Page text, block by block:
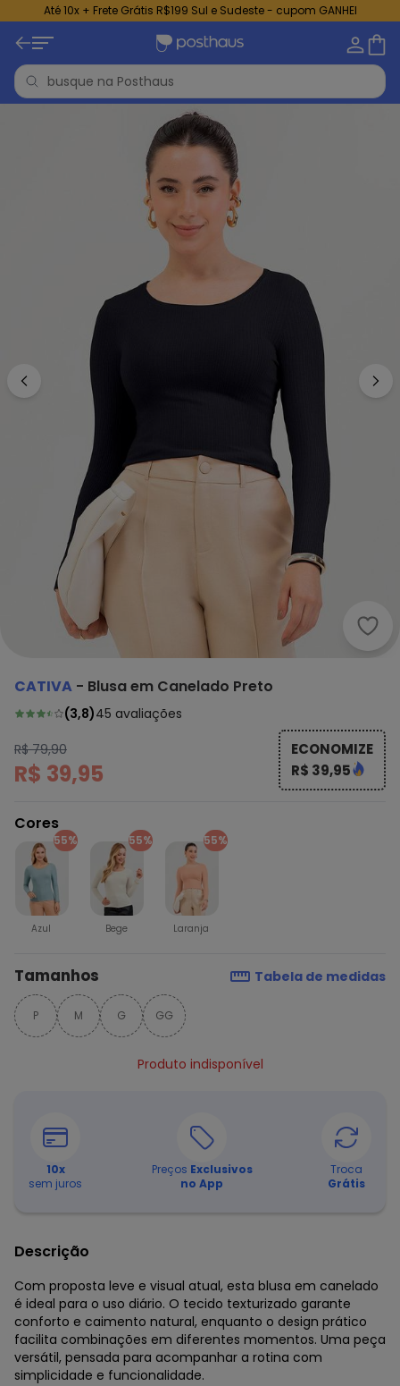
Até 10x + Frete Grátis R$199 Sul e Sudeste - cupom GANHEI
CATIVA - Blusa em Canelado Preto
(3,8)45 avaliações
R$ 79,90
R$ 39,95
ECONOMIZE
R$ 39,95
Cores
55%
Azul
55%
Bege
55%
Laranja
Tamanhos Tabela de medidas
P M G GG
Produto indisponível
10x
sem juros
Preços Exclusivos
no App
Troca
Grátis
Descrição
Com proposta leve e visual atual, esta blusa em canelado
é ideal para o uso diário. O tecido texturizado garante
conforto e caimento natural, enquanto o design prático
facilita combinações em diferentes momentos. Uma peça
versátil, pensada para acompanhar a rotina com
simplicidade e funcionalidade.